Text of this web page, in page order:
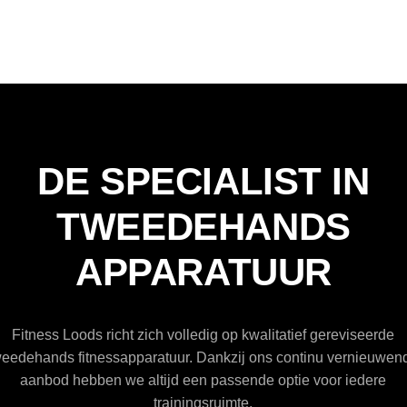
DE SPECIALIST IN
TWEEDEHANDS
APPARATUUR
Fitness Loods richt zich volledig op kwalitatief gereviseerde
fitnessapparatuur. Dankzij ons continu
aanbod hebben we altijd een passende optie voor iedere
trainingsruimte.